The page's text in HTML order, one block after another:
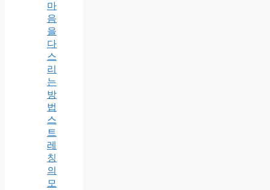
마
음
을
다
스
리
는
방
법
스
트
레
칭
의
모